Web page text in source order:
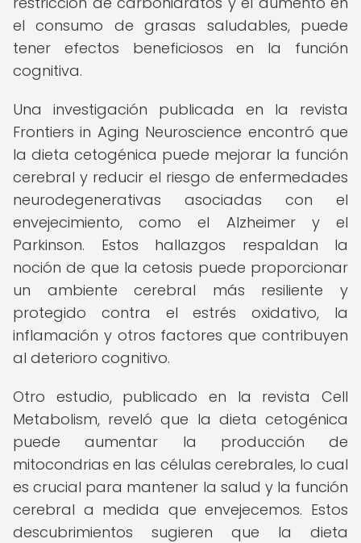
el consumo de grasas saludables, puede
tener efectos beneficiosos en la función
cognitiva.
Una investigación publicada en la revista
Frontiers in Aging Neuroscience encontró que
la dieta cetogénica puede mejorar la función
cerebral y reducir el riesgo de enfermedades
neurodegenerativas asociadas con el
envejecimiento, como el Alzheimer y el
Parkinson. Estos hallazgos respaldan la
noción de que la cetosis puede proporcionar
un ambiente cerebral más resiliente y
protegido contra el estrés oxidativo, la
inflamación y otros factores que contribuyen
al deterioro cognitivo.
Otro estudio, publicado en la revista Cell
Metabolism, reveló que la dieta cetogénica
puede aumentar la producción de
mitocondrias en las células cerebrales, lo cual
es crucial para mantener la salud y la función
cerebral a medida que envejecemos. Estos
descubrimientos sugieren que la dieta